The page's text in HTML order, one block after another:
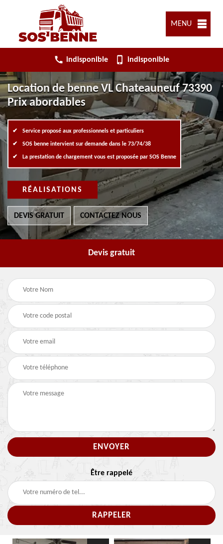
MENU
indisponible indisponible
Location de benne VL Chateauneuf 73390
Prix abordables
Service proposé aux professionnels et particuliers
SOS benne intervient sur demande dans le 73/74/38
La prestation de chargement vous est proposée par SOS Benne
RÉALISATIONS
DEVIS GRATUIT CONTACTEZ NOUS
Devis gratuit
Être rappelé